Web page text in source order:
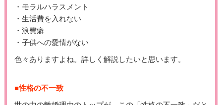
・モラルハラスメント
・生活費を入れない
・浪費癖
・子供への愛情がない
色々ありますよね。詳しく解説したいと思います。
■性格の不一致